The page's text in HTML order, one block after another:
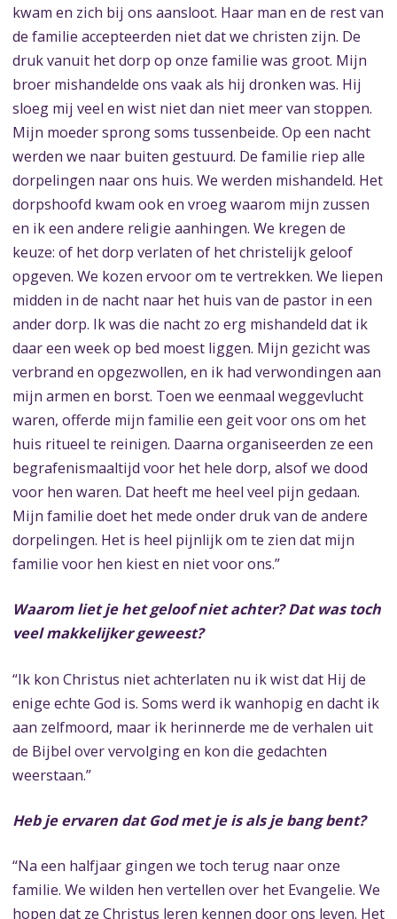
kwam en zich bij ons aansloot. Haar man en de rest van
de familie accepteerden niet dat we christen zijn. De
druk vanuit het dorp op onze familie was groot. Mijn
broer mishandelde ons vaak als hij dronken was. Hij
sloeg mij veel en wist niet dan niet meer van stoppen.
Mijn moeder sprong soms tussenbeide. Op een nacht
werden we naar buiten gestuurd. De familie riep alle
dorpelingen naar ons huis. We werden mishandeld. Het
dorpshoofd kwam ook en vroeg waarom mijn zussen
en ik een andere religie aanhingen. We kregen de
keuze: of het dorp verlaten of het christelijk geloof
opgeven. We kozen ervoor om te vertrekken. We liepen
midden in de nacht naar het huis van de pastor in een
ander dorp. Ik was die nacht zo erg mishandeld dat ik
daar een week op bed moest liggen. Mijn gezicht was
verbrand en opgezwollen, en ik had verwondingen aan
mijn armen en borst. Toen we eenmaal weggevlucht
waren, offerde mijn familie een geit voor ons om het
huis ritueel te reinigen. Daarna organiseerden ze een
begrafenismaaltijd voor het hele dorp, alsof we dood
voor hen waren. Dat heeft me heel veel pijn gedaan.
Mijn familie doet het mede onder druk van de andere
dorpelingen. Het is heel pijnlijk om te zien dat mijn
familie voor hen kiest en niet voor ons.”
Waarom liet je het geloof niet achter? Dat was toch
veel makkelijker geweest?
“Ik kon Christus niet achterlaten nu ik wist dat Hij de
enige echte God is. Soms werd ik wanhopig en dacht ik
aan zelfmoord, maar ik herinnerde me de verhalen uit
de Bijbel over vervolging en kon die gedachten
weerstaan.”
Heb je ervaren dat God met je is als je bang bent?
“Na een halfjaar gingen we toch terug naar onze
familie. We wilden hen vertellen over het Evangelie. We
hopen dat ze Christus leren kennen door ons leven. Het